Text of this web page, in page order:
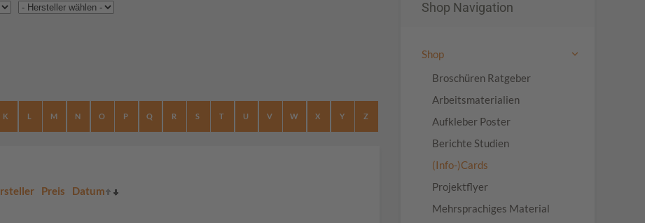
K L M N O P Q R S T U V W X Y Z
Preis Datum
Shop Navigation
Shop
Broschüren Ratgeber
Arbeitsmaterialien
Aufkleber Poster
Berichte Studien
(Info-)Cards
Projektflyer
Mehrsprachiges Material